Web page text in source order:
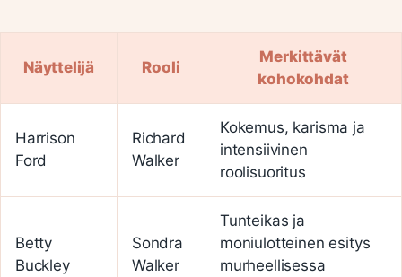
Näyttelijä Rooli
Merkittävät
kohokohdat
Harrison
Ford
Richard
Walker
Kokemus, karisma ja
intensiivinen
roolisuoritus
Betty
Buckley
Sondra
Walker
Tunteikas ja
moniulotteinen esitys
murheellisessa